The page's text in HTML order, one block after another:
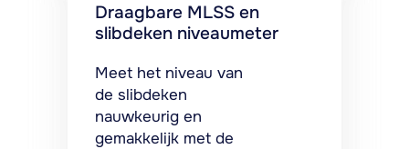
Draagbare MLSS en
slibdeken niveaumeter
Meet het niveau van
de slibdeken
nauwkeurig en
gemakkelijk met de